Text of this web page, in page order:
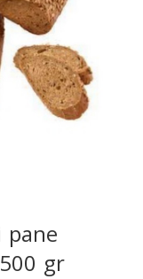
pane
gr